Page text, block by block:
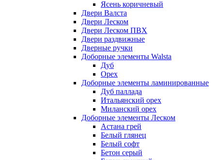
Ясень коричневый
Двери Валста
Двери Леском
Двери Леском ПВХ
Двери раздвижные
Дверные ручки
Доборные элементы Walsta
Дуб
Орех
Доборные элементы ламинированные
Дуб паллада
Итальянский орех
Миланский орех
Доборные элементы Леском
Астана грей
Белый глянец
Белый софт
Бетон серый